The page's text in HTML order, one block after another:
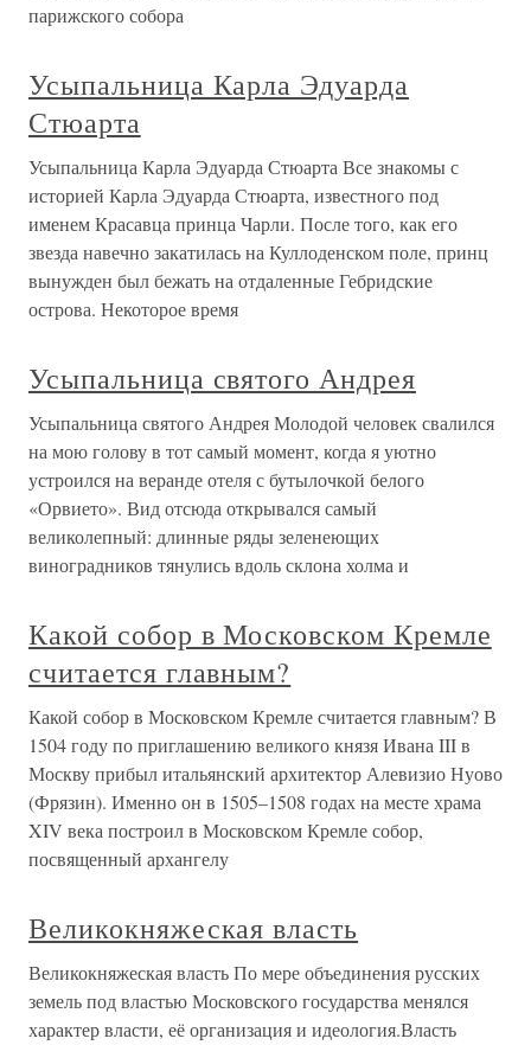
парижского собора
Усыпальница Карла Эдуарда
Стюарта
Усыпальница Карла Эдуарда Стюарта Все знакомы с
историей Карла Эдуарда Стюарта, известного под
именем Красавца принца Чарли. После того, как его
звезда навечно закатилась на Куллоденском поле, принц
вынужден был бежать на отдаленные Гебридские
острова. Некоторое время
Усыпальница святого Андрея
Усыпальница святого Андрея Молодой человек свалился
на мою голову в тот самый момент, когда я уютно
устроился на веранде отеля с бутылочкой белого
«Орвието». Вид отсюда открывался самый
великолепный: длинные ряды зеленеющих
виноградников тянулись вдоль склона холма и
Какой собор в Московском Кремле
считается главным?
Какой собор в Московском Кремле считается главным? В
1504 году по приглашению великого князя Ивана III в
Москву прибыл итальянский архитектор Алевизио Нуово
(Фрязин). Именно он в 1505–1508 годах на месте храма
XIV века построил в Московском Кремле собор,
посвященный архангелу
Великокняжеская власть
Великокняжеская власть По мере объединения русских
земель под властью Московского государства менялся
характер власти, её организация и идеология.Власть